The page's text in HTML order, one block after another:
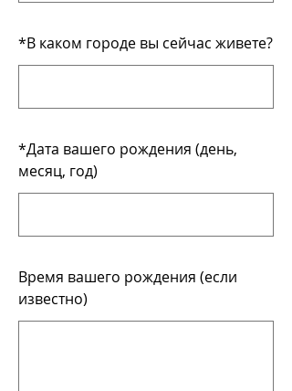
*В каком городе вы сейчас живете?
*Дата вашего рождения (день,
месяц, год)
Время вашего рождения (если
известно)